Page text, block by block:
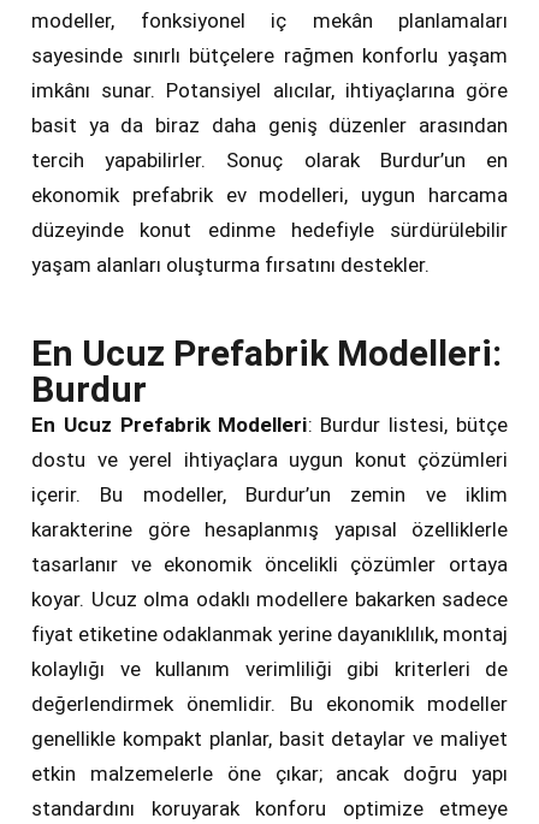
modeller, fonksiyonel iç mekân planlamaları
sayesinde sınırlı bütçelere rağmen konforlu yaşam
imkânı sunar. Potansiyel alıcılar, ihtiyaçlarına göre
basit ya da biraz daha geniş düzenler arasından
tercih yapabilirler. Sonuç olarak Burdur’un en
ekonomik prefabrik ev modelleri, uygun harcama
düzeyinde konut edinme hedefiyle sürdürülebilir
yaşam alanları oluşturma fırsatını destekler.
En Ucuz Prefabrik Modelleri:
Burdur
En Ucuz Prefabrik Modelleri: Burdur listesi, bütçe
dostu ve yerel ihtiyaçlara uygun konut çözümleri
içerir. Bu modeller, Burdur’un zemin ve iklim
karakterine göre hesaplanmış yapısal özelliklerle
tasarlanır ve ekonomik öncelikli çözümler ortaya
koyar. Ucuz olma odaklı modellere bakarken sadece
fiyat etiketine odaklanmak yerine dayanıklılık, montaj
kolaylığı ve kullanım verimliliği gibi kriterleri de
değerlendirmek önemlidir. Bu ekonomik modeller
genellikle kompakt planlar, basit detaylar ve maliyet
etkin malzemelerle öne çıkar; ancak doğru yapı
standardını koruyarak konforu optimize etmeye